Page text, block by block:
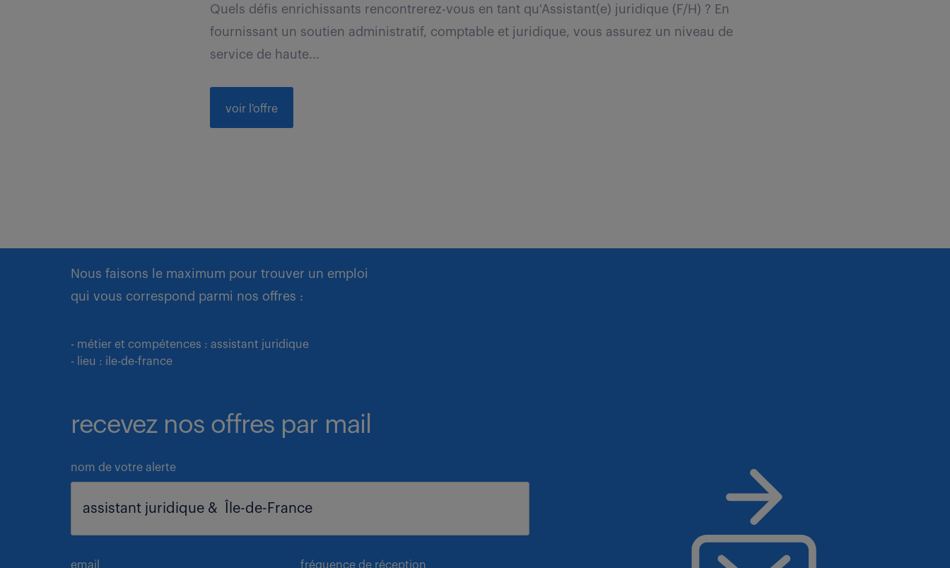
Quels défis enrichissants rencontrerez-vous en tant qu'Assistant(e) juridique (F/H) ? En
fournissant un soutien administratif, comptable et juridique, vous assurez un niveau de
service de haute...
voir l'offre
Nous faisons le maximum pour trouver un emploi
qui vous correspond parmi nos offres :
- métier et compétences : assistant juridique
- lieu : ile-de-france
recevez nos offres par mail
nom de votre alerte
email fréquence de réception